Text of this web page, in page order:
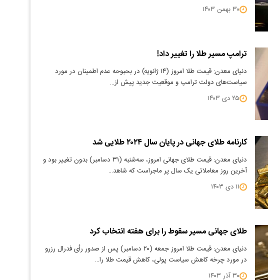
۳۰ بهمن ۱۴۰۳
ترامپ مسیر طلا را تغییر داد!
دنیای معدن: قیمت طلا امروز (۱۴ ژانویه) در بحبوحه عدم اطمینان در مورد
سیاست‌های دولت ترامپ و موقعیت جدید پیش از…
۲۵ دی ۱۴۰۳
کارنامه طلای جهانی در پایان سال ۲۰۲۴ طلایی شد
دنیای معدن: قیمت طلای جهانی امروز، سه‌شنبه (۳۱ دسامبر) بدون تغییر بود و
آخرین روز معاملاتی یک سال پر ماجراست که شاهد…
۱۱ دی ۱۴۰۳
طلای جهانی مسیر سقوط را برای هفته انتخاب کرد
دنیای معدن: قیمت طلا امروز جمعه (۲۰ دسامبر) پس از صدور رأی فدرال رزرو
در مورد چرخه کاهش سیاست پولی، کاهش قیمت طلا را…
۳۰ آذر ۱۴۰۳